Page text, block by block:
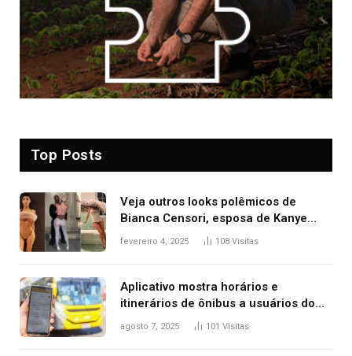
Top Posts
Veja outros looks polêmicos de
Bianca Censori, esposa de Kanye
West que apareceu nua no Grammy
fevereiro 4, 2025 108 Visitas
Aplicativo mostra horários e
itinerários de ônibus a usuários do
transporte público de Palmas; confira
agosto 7, 2025 101 Visitas